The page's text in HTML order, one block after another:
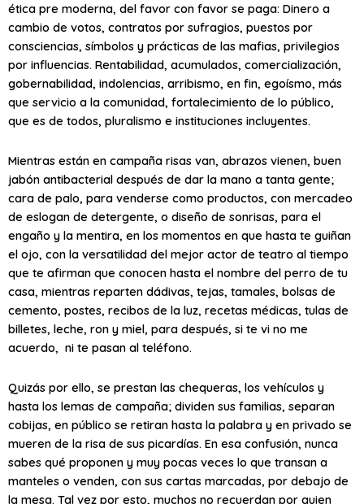
ética pre moderna, del favor con favor se paga: Dinero a
cambio de votos, contratos por sufragios, puestos por
consciencias, símbolos y prácticas de las mafias, privilegios
por influencias. Rentabilidad, acumulados, comercialización,
gobernabilidad, indolencias, arribismo, en fin, egoísmo, más
que servicio a la comunidad, fortalecimiento de lo público,
que es de todos, pluralismo e instituciones incluyentes.
Mientras están en campaña risas van, abrazos vienen, buen
jabón antibacterial después de dar la mano a tanta gente;
cara de palo, para venderse como productos, con mercadeo
de eslogan de detergente, o diseño de sonrisas, para el
engaño y la mentira, en los momentos en que hasta te guiñan
el ojo, con la versatilidad del mejor actor de teatro al tiempo
que te afirman que conocen hasta el nombre del perro de tu
casa, mientras reparten dádivas, tejas, tamales, bolsas de
cemento, postes, recibos de la luz, recetas médicas, tulas de
billetes, leche, ron y miel, para después, si te vi no me
acuerdo, ni te pasan al teléfono.
Quizás por ello, se prestan las chequeras, los vehículos y
hasta los lemas de campaña; dividen sus familias, separan
cobijas, en público se retiran hasta la palabra y en privado se
mueren de la risa de sus picardías. En esa confusión, nunca
sabes qué proponen y muy pocas veces lo que transan a
manteles o venden, con sus cartas marcadas, por debajo de
la mesa. Tal vez por esto, muchos no recuerdan por quien